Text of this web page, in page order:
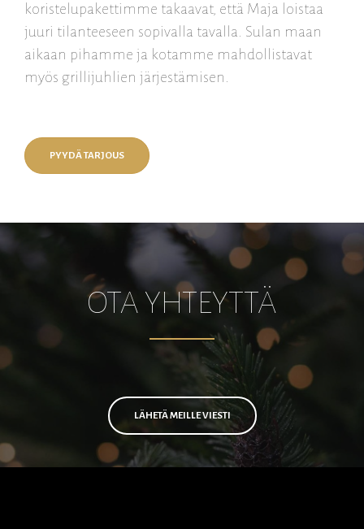
koristelupakettimme takaavat, että Maja loistaa
juuri tilanteeseen sopivalla tavalla. Sulan maan
aikaan pihamme ja kotamme mahdollistavat
myös grillijuhlien järjestämisen.
PYYDÄ TARJOUS
OTA YHTEYTTÄ
LÄHETÄ MEILLE VIESTI